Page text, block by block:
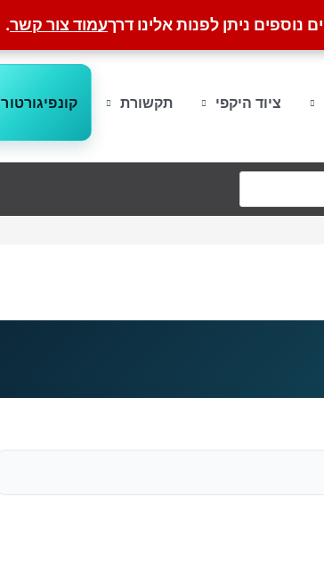
נוספים ניתן לפנות אלינו דרךעמוד צור קשר.
ציוד היקפי תקשורת קונפיגורטור AMD